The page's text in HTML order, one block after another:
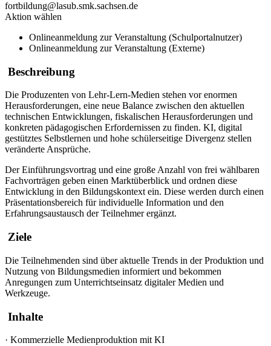
fortbildung@lasub.smk.sachsen.de
Aktion wählen
Onlineanmeldung zur Veranstaltung (Schulportalnutzer)
Onlineanmeldung zur Veranstaltung (Externe)
Beschreibung
Die Produzenten von Lehr-Lern-Medien stehen vor enormen
Herausforderungen, eine neue Balance zwischen den aktuellen
technischen Entwicklungen, fiskalischen Herausforderungen und
konkreten pädagogischen Erfordernissen zu finden. KI, digital
gestütztes Selbstlernen und hohe schülerseitige Divergenz stellen
veränderte Ansprüche.
Der Einführungsvortrag und eine große Anzahl von frei wählbaren
Fachvorträgen geben einen Marktüberblick und ordnen diese
Entwicklung in den Bildungskontext ein. Diese werden durch einen
Präsentationsbereich für individuelle Information und den
Erfahrungsaustausch der Teilnehmer ergänzt.
Ziele
Die Teilnehmenden sind über aktuelle Trends in der Produktion und
Nutzung von Bildungsmedien informiert und bekommen
Anregungen zum Unterrichtseinsatz digitaler Medien und
Werkzeuge.
Inhalte
· Kommerzielle Medienproduktion mit KI